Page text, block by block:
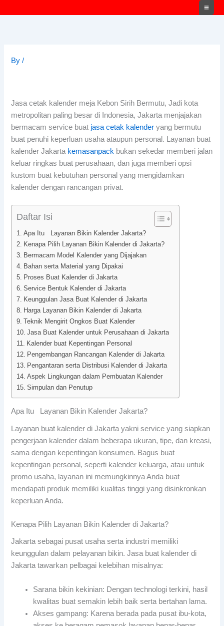
to
By/
Jasa cetak kalender meja Kebon Sirih Bermutu,Jadi kota
metropolitan paling besar di Indonesia, Jakarta menjajakan
bermacam service buat jasa cetak kalender yang bermutu
buat penuhi keperluan usaha ataupun personal. Layanan buat
kalender Jakarta kemasanpack bukan sekedar memberi jalan
keluar ringkas buat perusahaan, dan juga memberi opsi
kustom buat kebutuhan personal yang mengidamkan
kalender dengan rancangan privat.
Daftar Isi
Apa Itu Layanan Bikin Kalender Jakarta?
Kenapa Pilih Layanan Bikin Kalender di Jakarta?
Bermacam Model Kalender yang Dijajakan
Bahan serta Material yang Dipakai
Proses Buat Kalender di Jakarta
Service Bentuk Kalender di Jakarta
Keunggulan Jasa Buat Kalender di Jakarta
Harga Layanan Bikin Kalender di Jakarta
Teknik Mengirit Ongkos Buat Kalender
Jasa Buat Kalender untuk Perusahaan di Jakarta
Kalender buat Kepentingan Personal
Pengembangan Rancangan Kalender di Jakarta
Pengantaran serta Distribusi Kalender di Jakarta
Aspek Lingkungan dalam Pembuatan Kalender
Simpulan dan Penutup
Apa Itu Layanan Bikin Kalender Jakarta?
Layanan buat kalender di Jakarta yakni service yang siapkan
pengerjaan kalender dalam beberapa ukuran, tipe, dan kreasi,
sama dengan kepentingan konsumen. Bagus buat
kepentingan personal, seperti kalender keluarga, atau untuk
promo usaha, layanan ini memungkinnya Anda buat
mendapati produk memiliki kualitas tinggi yang disinkronkan
keperluan Anda.
Kenapa Pilih Layanan Bikin Kalender di Jakarta?
Jakarta sebagai pusat usaha serta industri memiliki
keunggulan dalam pelayanan bikin. Jasa buat kalender di
Jakarta tawarkan pelbagai kelebihan misalnya:
Sarana bikin kekinian: Dengan technologi terkini, hasil
kwalitas buat semakin lebih baik serta bertahan lama.
Akses gampang: Karena berada pada pusat ibu-kota,